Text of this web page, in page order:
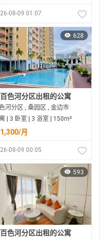
08-09 01:07
628
色河分区出租的公寓
河分区 , 桑园区 , 金边市
| 3 卧室 | 3 浴室 | 150m²
月
08-09 00:05
593
色河分区出租的公寓